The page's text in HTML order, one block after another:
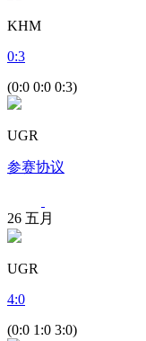
KHM
0:3
(0:0 0:0 0:3)
UGR
参赛协议
26 五月
UGR
4:0
(0:0 1:0 3:0)